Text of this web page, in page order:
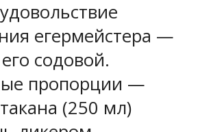
егермейстера —
содовой.
пропорции —
(250 мл)